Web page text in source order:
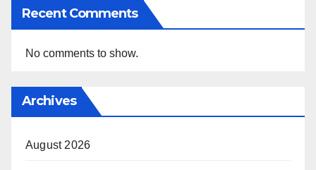
Recent Comments
No comments to show.
Archives
August 2026